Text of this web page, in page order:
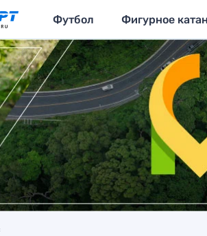
Футбол Фигурное